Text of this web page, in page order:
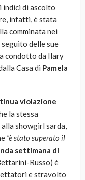
di ascolto
infatti, è stata
comminata nei
delle sue
condotto da Ilary
Casa di Pamela
violazione
la stessa
showgirl sarda,
“è stato superato il
settimana di
Russo) è
e stravolto